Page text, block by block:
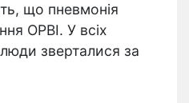
що пневмонія
ОРВІ. У всіх
зверталися за